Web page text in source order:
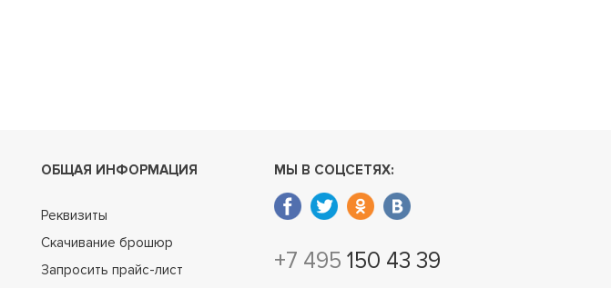
ОБЩАЯ ИНФОРМАЦИЯ
Реквизиты
Скачивание брошюр
Запросить прайс-лист
МЫ В СОЦСЕТЯХ:
+7 495 150 43 39